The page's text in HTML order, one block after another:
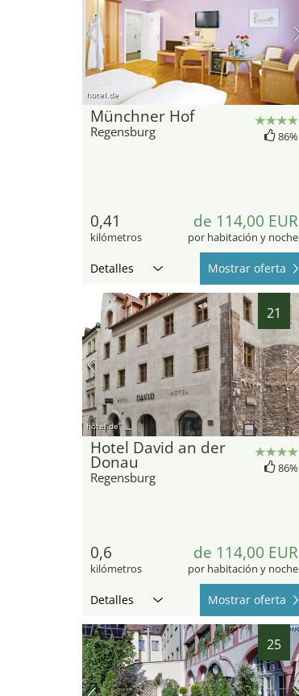
hotel.de
Münchner Hof
Regensburg 86%
0,41
kilómetros
de 114,00 EUR
por habitación y noche
Detalles Mostrar oferta
21
hotel.de
Hotel David an der
Donau
Regensburg
86%
0,6
kilómetros
de 114,00 EUR
por habitación y noche
Detalles Mostrar oferta
25